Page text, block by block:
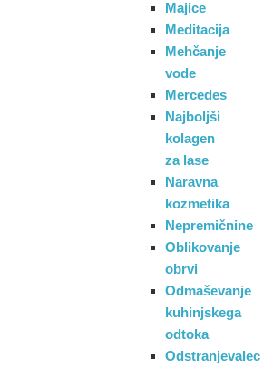
Majice
Meditacija
Mehčanje
vode
Mercedes
Najboljši
kolagen
za lase
Naravna
kozmetika
Nepremičnine
Oblikovanje
obrvi
Odmaševanje
kuhinjskega
odtoka
Odstranjevalec